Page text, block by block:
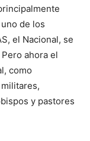
de los
el Nacional, se
ahora el
como
y pastores